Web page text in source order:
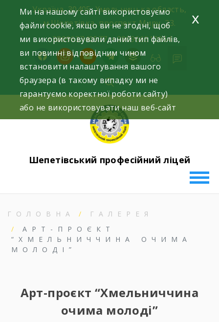
content
Україна, 30405, Хмельницька область,
м.Шепетівка, проспект Миру, 23.
+380963740577, +380966512964
facebookinstagramyoutubetelegram
buffer
Шепетівський професійний ліцей
ГОЛОВНА
ГАЛЕРЕЯ
АРТ-ПРОЄКТ
“ХМЕЛЬНИЧЧИНА ОЧИМА
МОЛОДІ”
Арт-проєкт “Хмельниччина
очима молоді”
Ми на нашому сайті використовуємо
файли cookie, якщо ви не згодні, щоб
ми використовували даний тип файлів,
ви повинні відповідним чином
встановити налаштування вашого
браузера (в такому випадку ми не
гарантуємо коректної роботи сайту)
або не використовувати наш веб-сайт
x